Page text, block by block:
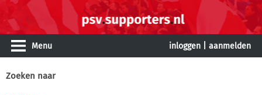
Menu inloggen aanmelden
Zoeken naar